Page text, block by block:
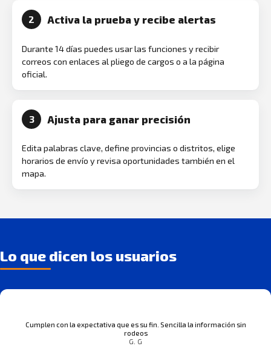
2 Activa la prueba y recibe alertas
Durante 14 días puedes usar las funciones y recibir
correos con enlaces al pliego de cargos o a la página
oficial.
3 Ajusta para ganar precisión
Edita palabras clave, define provincias o distritos, elige
horarios de envío y revisa oportunidades también en el
mapa.
Lo que dicen los usuarios
Cumplen con la expectativa que es su fin. Sencilla la información sin
rodeos
G. G